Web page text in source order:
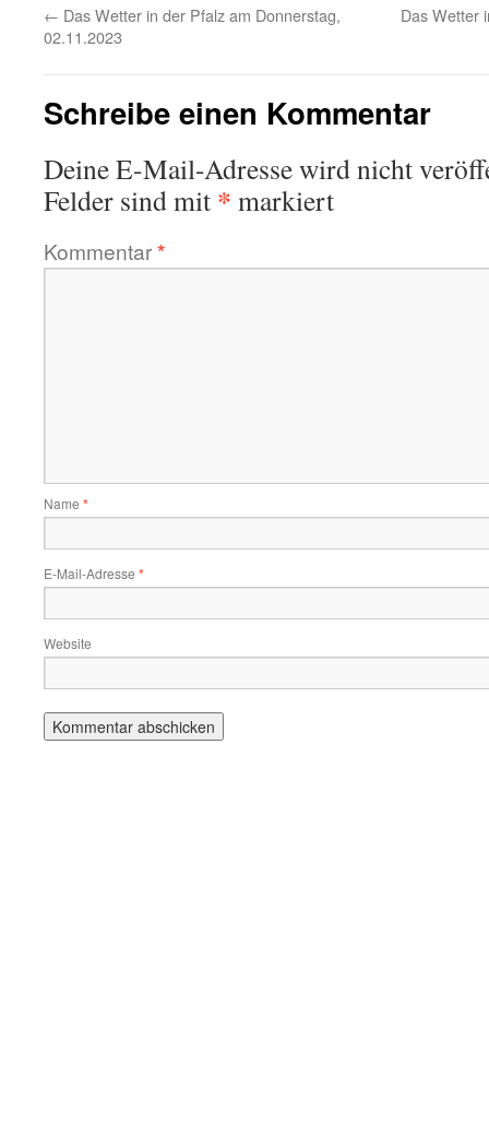
← Das Wetter in der Pfalz am Donnerstag,
02.11.2023
Das Wetter
Schreibe einen Kommentar
Deine E-Mail-Adresse wird nicht
Felder sind mit * markiert
Kommentar*
Name *
E-Mail-Adresse *
Website